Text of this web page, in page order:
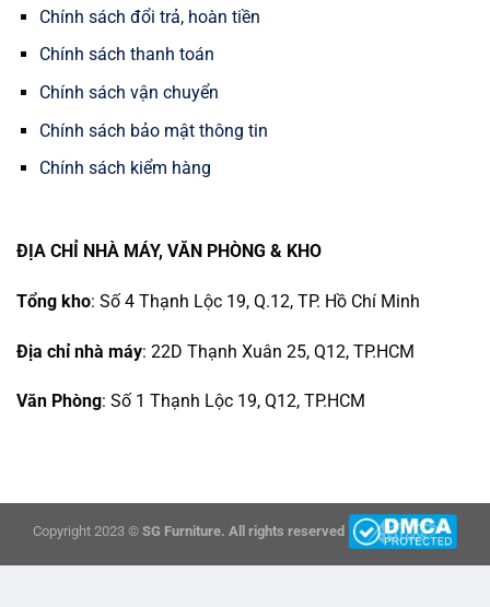
Chính sách đổi trả, hoàn tiền
Chính sách thanh toán
Chính sách vận chuyển
Chính sách bảo mật thông tin
Chính sách kiểm hàng
ĐỊA CHỈ NHÀ MÁY, VĂN PHÒNG & KHO
Tổng kho: Số 4 Thạnh Lộc 19, Q.12, TP. Hồ Chí Minh
Địa chỉ nhà máy: 22D Thạnh Xuân 25, Q12, TP.HCM
Văn Phòng: Số 1 Thạnh Lộc 19, Q12, TP.HCM
Copyright 2023 © SG Furniture. All rights reserved